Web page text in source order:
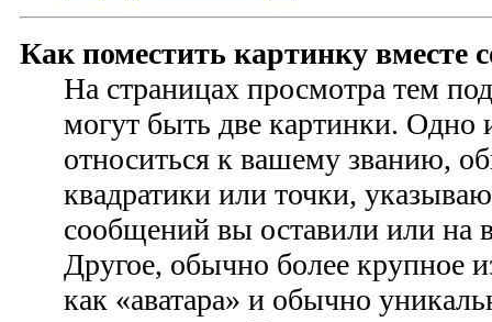
Как поместить картинку вместе
На страницах просмотра тем
могут быть две картинки. Одно
относиться к вашему званию,
квадратики или точки,
сообщений вы оставили или на
Другое, обычно более крупное
как «аватара» и обычно